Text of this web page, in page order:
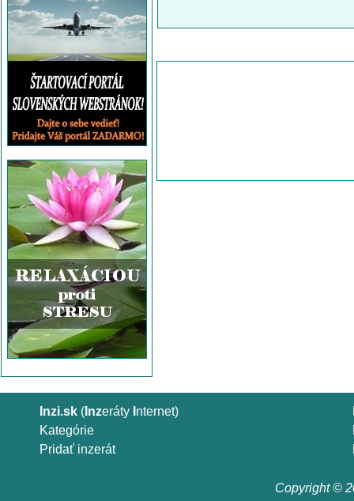
Inzi.sk ( Inzeráty nternet)
Kategórie
Pridať inzerát
Copyright ©